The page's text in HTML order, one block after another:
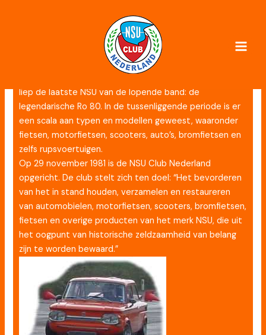
De club
In 1886 werd in Neckarsulm het eerste voertuig
geproduceerd door de firma die later bekend werd als
liep de laatste NSU van de lopende ­band: de
legendarische Ro 80. In de tussenliggende periode is er
een scala aan typen en modellen geweest, waaronder
fietsen, motorfietsen, scooters, auto’s, bromfietsen en
zelfs rupsvoertuigen.
Op 29 november 1981 is de NSU Club Nederland
opgericht. De club stelt zich ten doel: “Het bevorderen
van het in stand houden, verzamelen en restaureren
van automobielen, motorfietsen, scooters, bromfietsen,
fietsen en overige producten van het merk NSU, die uit
het oogpunt van historische zeldzaamheid van belang
zijn te worden bewaard.”